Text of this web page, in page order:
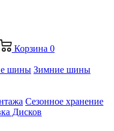
Корзина 0
шины Зимние шины
Сезонное хранение
Дисков